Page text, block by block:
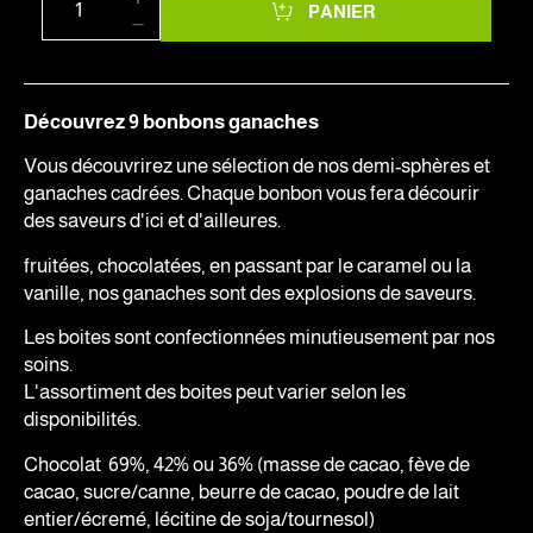
PANIER
Découvrez 9 bonbons ganaches
Vous découvrirez une sélection de nos demi-sphères et
ganaches cadrées. Chaque bonbon vous fera décourir
des saveurs d'ici et d'ailleures.
fruitées, chocolatées, en passant par le caramel ou la
vanille, nos ganaches sont des explosions de saveurs.
Les boites sont confectionnées minutieusement par nos
soins.
L'assortiment des boites peut varier selon les
disponibilités.
Chocolat 69%, 42% ou 36% (masse de cacao, fève de
cacao, sucre/canne, beurre de cacao, poudre de lait
entier/écremé, lécitine de soja/tournesol)